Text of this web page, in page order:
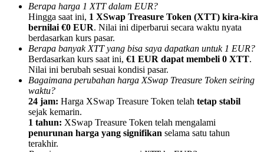
Referensi
Undang teman untuk mendapatkan imbalan tunai
BTC Welcome Rewards
Berapa harga 1 XTT dalam EUR?
Hingga saat ini, 1 XSwap Treasure Token (XTT) kira-kira
bernilai €0 EUR. Nilai ini diperbarui secara waktu nyata
berdasarkan kurs pasar.
Berapa banyak XTT yang bisa saya dapatkan untuk 1 EUR?
Berdasarkan kurs saat ini, €1 EUR dapat membeli 0 XTT.
Nilai ini berubah sesuai kondisi pasar.
Bagaimana perubahan harga XSwap Treasure Token seiring
waktu?
24 jam: Harga XSwap Treasure Token telah tetap stabil
sejak kemarin.
1 tahun: XSwap Treasure Token telah mengalami
penurunan harga yang signifikan selama satu tahun
terakhir.